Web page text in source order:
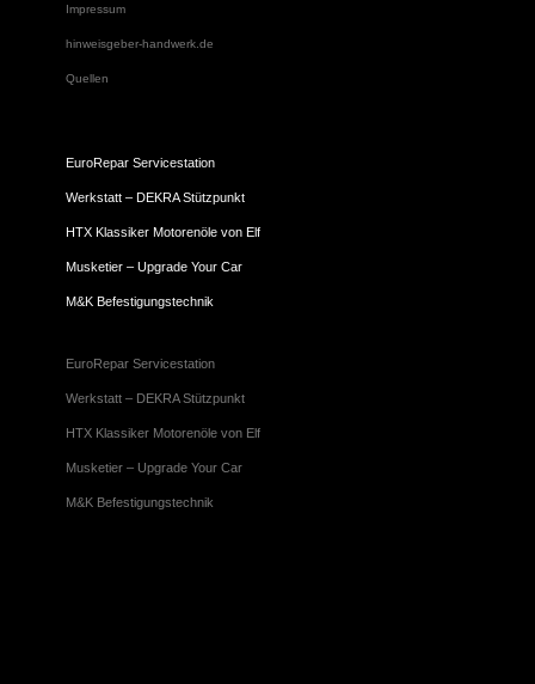
Impressum
hinweisgeber-handwerk.de
Quellen
EuroRepar Servicestation
Werkstatt – DEKRA Stützpunkt
HTX Klassiker Motorenöle von Elf
Musketier – Upgrade Your Car
M&K Befestigungstechnik
EuroRepar Servicestation
Werkstatt – DEKRA Stützpunkt
HTX Klassiker Motorenöle von Elf
Musketier – Upgrade Your Car
M&K Befestigungstechnik